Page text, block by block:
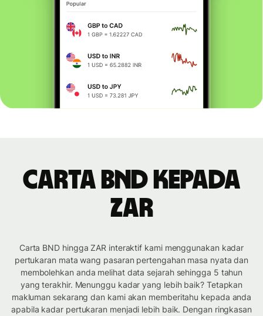
Carta BND kepada
ZAR
Carta BND hingga ZAR interaktif kami menggunakan kadar
pertukaran mata wang pasaran pertengahan masa nyata dan
membolehkan anda melihat data sejarah sehingga 5 tahun
yang terakhir. Menunggu kadar yang lebih baik? Tetapkan
makluman sekarang dan kami akan memberitahu kepada anda
apabila kadar pertukaran menjadi lebih baik. Dengan ringkasan